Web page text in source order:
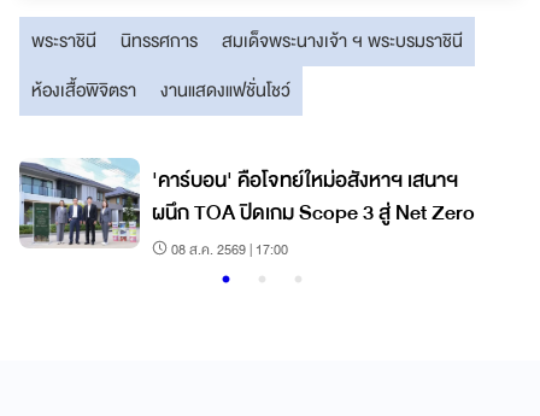
พระราชินี นิทรรศการ
สมเด็จพระนางเจ้า ฯ พระบรมราชินี
ห้องเสื้อพิจิตรา
งานแสดงแฟชั่นโชว์
'คาร์บอน' คือโจทย์ใหม่อสังหาฯ เสนาฯ
ผนึก TOA ปิดเกม Scope 3 สู่ Net Zero
08 ส.ค. 2569 | 17:00